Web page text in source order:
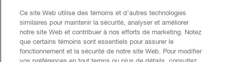
Ce site Web utilise des témoins et d’autres technologies
similaires pour maintenir la sécurité, analyser et améliorer
notre site Web et contribuer à nos efforts de marketing. Notez
que certains témoins sont essentiels pour assurer le
fonctionnement et la sécurité de notre site Web. Pour modifier